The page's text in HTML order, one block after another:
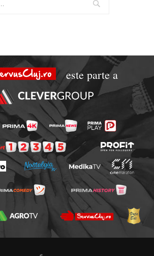
este parte a